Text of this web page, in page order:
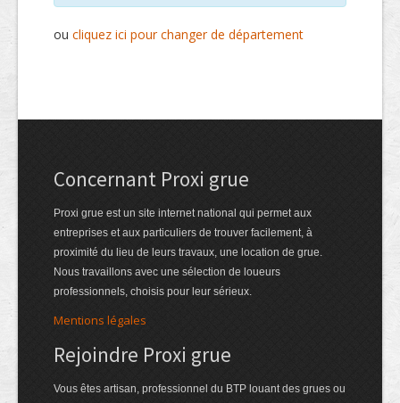
ou cliquez ici pour changer de département
Concernant Proxi grue
Proxi grue est un site internet national qui permet aux
entreprises et aux particuliers de trouver facilement, à
proximité du lieu de leurs travaux, une location de grue.
Nous travaillons avec une sélection de loueurs
professionnels, choisis pour leur sérieux.
Mentions légales
Rejoindre Proxi grue
Vous êtes artisan, professionnel du BTP louant des grues ou